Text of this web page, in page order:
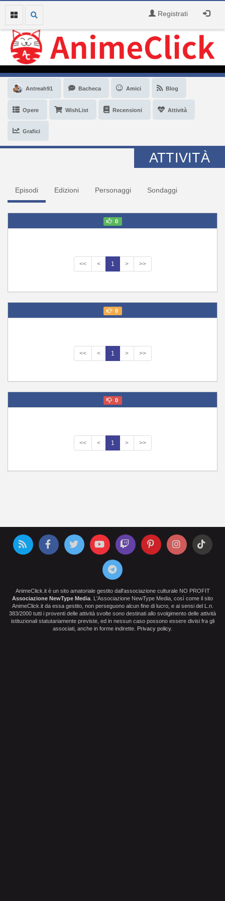
Registrati
Antreah91 Bacheca Amici Blog
Opere WishList Recensioni Attività
Grafici
ATTIVITÀ
Episodi Edizioni Personaggi Sondaggi
0
<< < 1 > >>
0
<< < 1 > >>
0
<< < 1 > >>
AnimeClick.it è un sito amatoriale gestito dall'associazione culturale NO PROFIT
Associazione NewType Media . L'Associazione NewType Media, così come il sito
AnimeClick.it da essa gestito, non perseguono alcun fine di lucro, e ai sensi del L.n.
383/2000 tutti i proventi delle attività svolte sono destinati allo svolgimento delle attività
istituzionali statutariamente previste, ed in nessun caso possono essere divisi fra gli
associati, anche in forme indirette. Privacy policy.